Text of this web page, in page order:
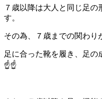
７歳以降は大人と同じ足の
す。
その為、７歳までの関わり
足に合った靴を履き、足の
☝☝